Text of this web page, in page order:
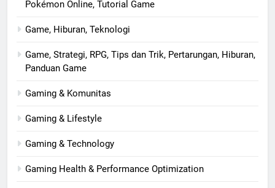
Pokémon Online, Tutorial Game
Game, Hiburan, Teknologi
Game, Strategi, RPG, Tips dan Trik, Pertarungan, Hiburan,
Panduan Game
Gaming & Komunitas
Gaming & Lifestyle
Gaming & Technology
Gaming Health & Performance Optimization